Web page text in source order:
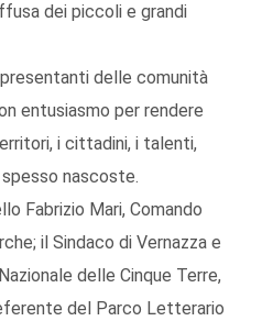
dei piccoli e grandi
delle comunità
entusiasmo per rendere
i cittadini, i talenti,
nascoste.
Fabrizio Mari, Comando
il Sindaco di Vernazza e
delle Cinque Terre,
del Parco Letterario